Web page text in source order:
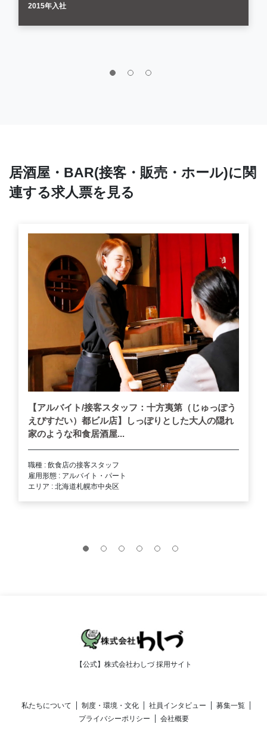
2015年入社
居酒屋・BAR(接客・販売・ホール)に関
連する求人票を見る
【アルバイト/接客スタッフ：十方夷第（じゅっぽう
えびすだい）都ビル店】しっぽりとした大人の隠れ
家のような和食居酒屋...
職種 : 飲食店の接客スタッフ
雇用形態 : アルバイト・パート
エリア : 北海道札幌市中央区
【公式】株式会社わしづ 採用サイト
私たちについて 制度・環境・文化 社員インタビュー
募集一覧
プライバシーポリシー
会社概要